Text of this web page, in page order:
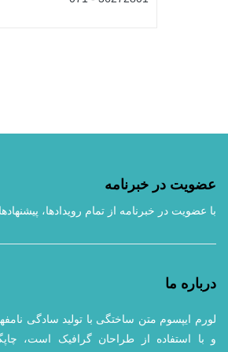
عضویت در خبرنامه
با عضویت در خبرنامه از تمام رویداد‌ها،
درباره ما
لورم ایپسوم متن ساختگی با تولید سادگی
و با استفاده از طراحان گرافیک است،